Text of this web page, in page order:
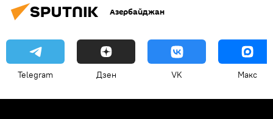
Азербайджан
Telegram Дзен VK Макс